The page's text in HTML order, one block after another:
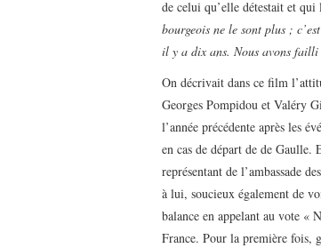
de celui qu’elle détestait et
bourgeois ne le sont plus ;
il y a dix ans. Nous avons
On décrivait dans ce film
Georges Pompidou et Valéry
l’année précédente après les
en cas de départ de de
représentant de l’ambassade
à lui, soucieux également de
balance en appelant au vote «
France. Pour la première fois,